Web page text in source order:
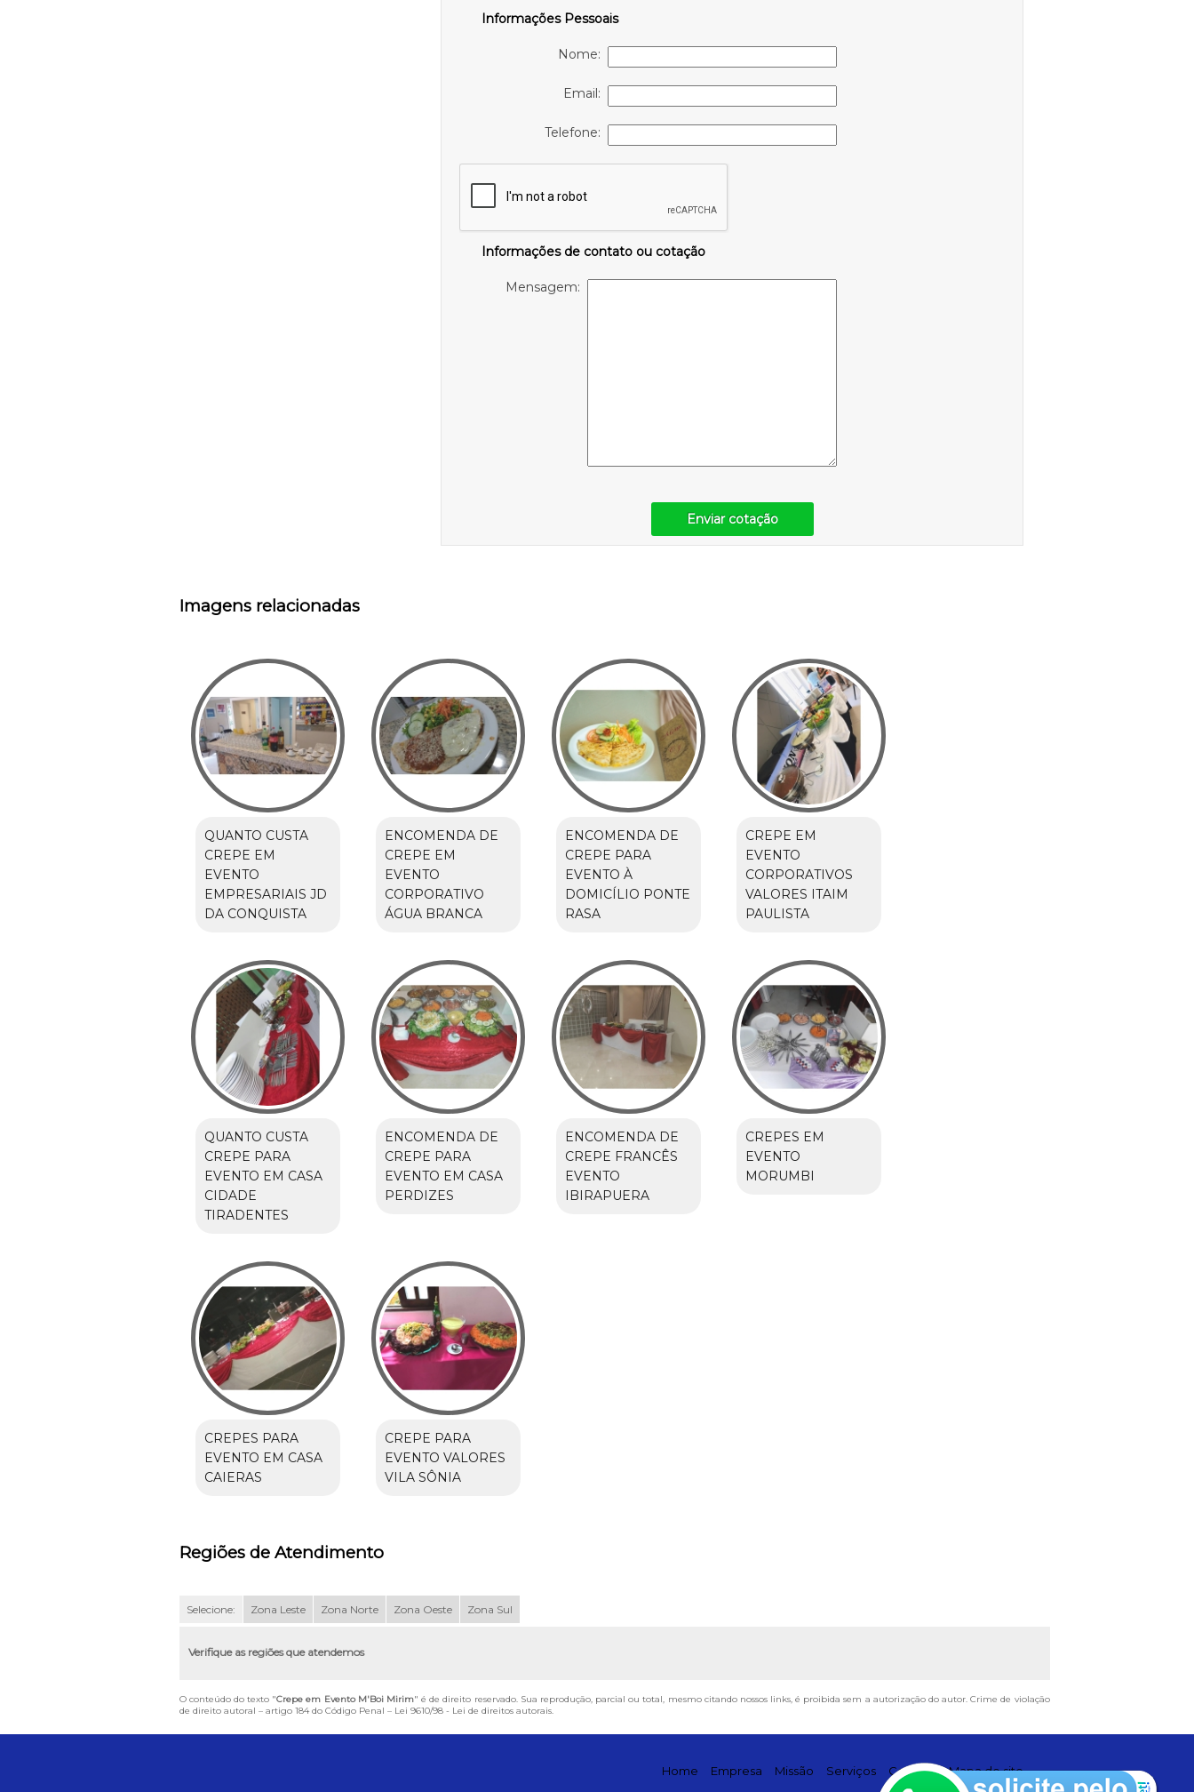
Informações Pessoais
Nome:
Email:
Telefone:
Informações de contato ou cotação
Mensagem:
Enviar cotação
Imagens relacionadas
QUANTO CUSTA
CREPE EM
EVENTO
EMPRESARIAIS JD
DA CONQUISTA
ENCOMENDA DE
CREPE EM
EVENTO
CORPORATIVO
ÁGUA BRANCA
ENCOMENDA DE
CREPE PARA
EVENTO À
DOMICÍLIO PONTE
RASA
CREPE EM
EVENTO
CORPORATIVOS
VALORES ITAIM
PAULISTA
QUANTO CUSTA
CREPE PARA
EVENTO EM CASA
CIDADE
TIRADENTES
ENCOMENDA DE
CREPE PARA
EVENTO EM CASA
PERDIZES
ENCOMENDA DE
CREPE FRANCÊS
EVENTO
IBIRAPUERA
CREPES EM
EVENTO
MORUMBI
CREPES PARA
EVENTO EM CASA
CAIERAS
CREPE PARA
EVENTO VALORES
VILA SÔNIA
Regiões de Atendimento
Selecione: Zona Leste Zona Norte Zona Oeste Zona Sul
Verifique as regiões que atendemos
O conteúdo do texto "Crepe em Evento M'Boi Mirim" é de direito reservado. Sua reprodução, parcial ou total, mesmo citando nossos links, é proibida sem a autorização do autor. Crime de violação
de direito autoral – artigo 184 do Código Penal – Lei 9610/98 - Lei de direitos autorais.
Home Empresa Missão Serviços Contato Mapa do site